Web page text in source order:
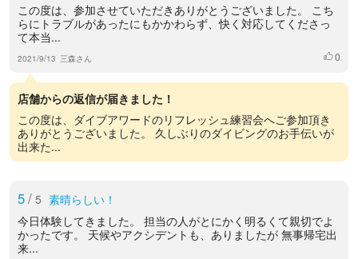
この度は、参加させていただきありがとうございました。 こち
らにトラブルがあったにもかかわらず、快く対応してくださっ
て本当...
2021/9/13 三森さん いいね
0
店舗からの返信が届きました！
この度は、ダイブアワードのリフレッシュ練習会へご参加頂き
ありがとうございました。 久しぶりのダイビングのお手伝いが
出来た...
5/ 5 素晴らしい！
今日体験してきました。 担当の人がとにかく明るくて親切でよ
かったです。 天候やアクシデントも、ありましたが 無事帰宅出
来...